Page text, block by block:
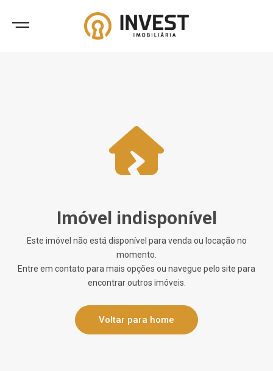
Imóvel indisponível
Este imóvel não está disponível para venda ou locação no
momento.
Entre em contato para mais opções ou navegue pelo site para
encontrar outros imóveis.
Voltar para home